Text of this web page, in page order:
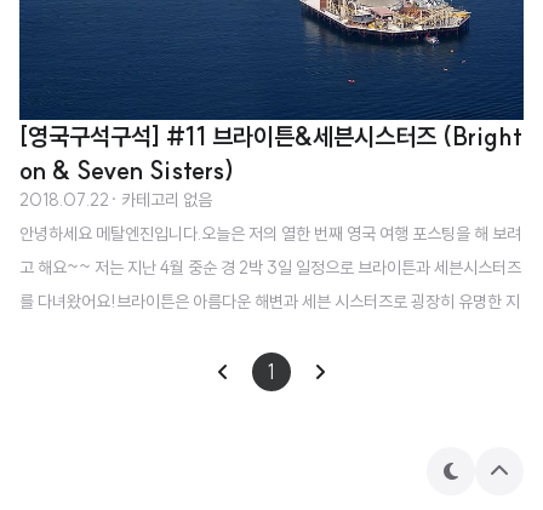
[영국구석구석] #11 브라이튼&세븐시스터즈 (Bright
on & Seven Sisters)
2018.07.22 · 카테고리 없음
안녕하세요 메탈엔진입니다.오늘은 저의 열한 번째 영국 여행 포스팅을 해 보려
고 해요~~ 저는 지난 4월 중순 경 2박 3일 일정으로 브라이튼과 세븐시스터즈
를 다녀왔어요!브라이튼은 아름다운 해변과 세븐 시스터즈로 굉장히 유명한 지
트본과 브라이튼 가운데 정도에 위치하고 있습니다. 저는 이번에 교회에서 만난
게 다녀왔어요. 제가 교환학생으로 살았던 버밍엄에서 출발을 했고, 런던 유스
1
테
상